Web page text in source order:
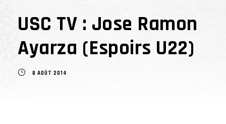
USC TV : Jose Ramon
Ayarza (Espoirs U22)
8 AOÛT 2014